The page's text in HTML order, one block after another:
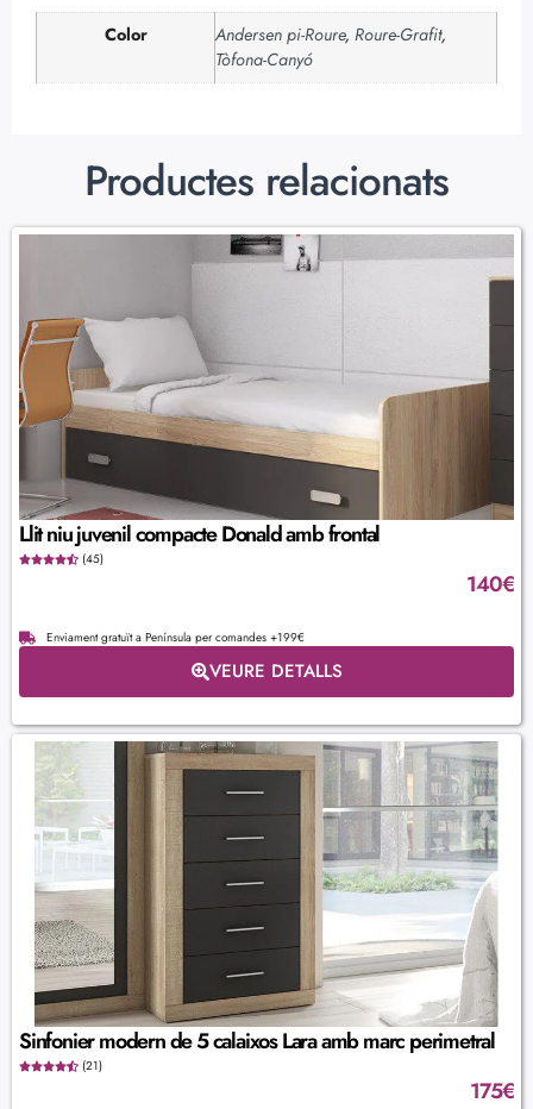
Color Andersen pi-Roure, Roure-Grafit,
Tòfona-Canyó
Productes relacionats
Llit niu juvenil compacte Donald amb frontal
(45)
140€
Enviament gratuït a Península per comandes +199€
VEURE DETALLS
Sinfonier modern de 5 calaixos Lara amb marc perimetral
(21)
175€